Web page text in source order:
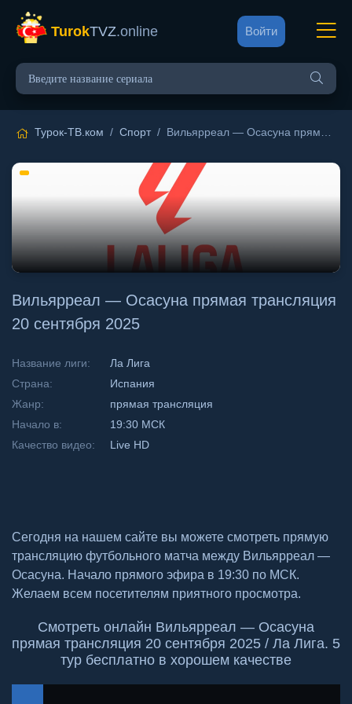
TurokTVZ.online Войти
Турок-ТВ.ком / Спорт/ Вильярреал — Осасуна прямая трансляция 20 сентября 2025
Вильярреал — Осасуна прямая трансляция
20 сентября 2025
Название лиги:
Ла Лига
Страна:
Испания
Жанр:
прямая трансляция
Начало в:
19:30 МСК
Качество видео:
Live HD
Сегодня на нашем сайте вы можете смотреть прямую
трансляцию футбольного матча между Вильярреал —
Осасуна. Начало прямого эфира в 19:30 по МСК.
Желаем всем посетителям приятного просмотра.
Смотреть онлайн Вильярреал — Осасуна
прямая трансляция 20 сентября 2025 / Ла Лига. 5
тур бесплатно в хорошем качестве